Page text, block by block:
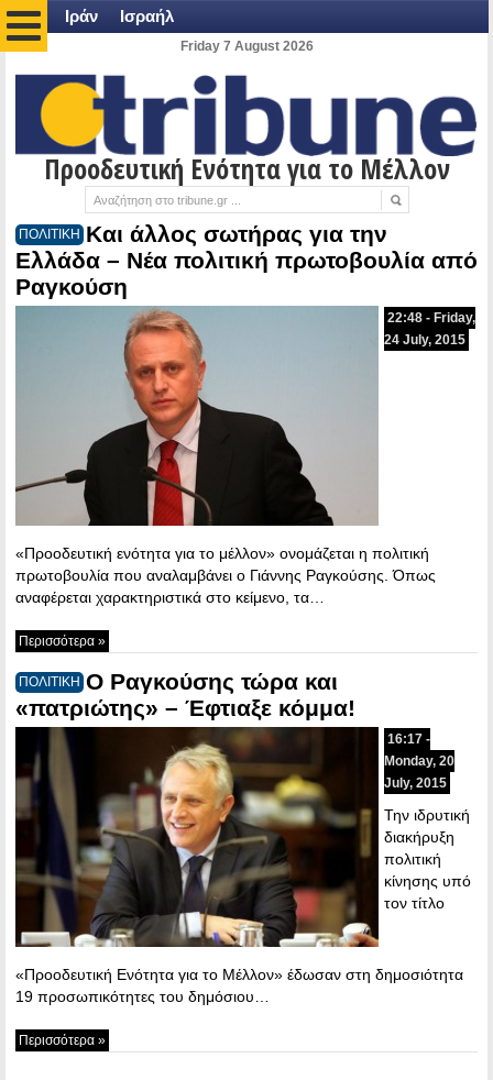
Ιράν Ισραήλ
Friday 7 August 2026
Προοδευτική Ενότητα για το Μέλλον
ΠΟΛΙΤΙΚΗ Και άλλος σωτήρας για την
Ελλάδα – Νέα πολιτική πρωτοβουλία από
Ραγκούση
22:48 - Friday,
24 July, 2015
«Προοδευτική ενότητα για το μέλλον» ονομάζεται η πολιτική
πρωτοβουλία που αναλαμβάνει ο Γιάννης Ραγκούσης. Όπως
αναφέρεται χαρακτηριστικά στο κείμενο, τα…
Περισσότερα »
ΠΟΛΙΤΙΚΗ Ο Ραγκούσης τώρα και
«πατριώτης» – Έφτιαξε κόμμα!
16:17 -
Monday, 20
July, 2015
Την ιδρυτική
διακήρυξη
πολιτική
κίνησης υπό
τον τίτλο
«Προοδευτική Ενότητα για το Μέλλον» έδωσαν στη δημοσιότητα
19 προσωπικότητες του δημόσιου…
Περισσότερα »